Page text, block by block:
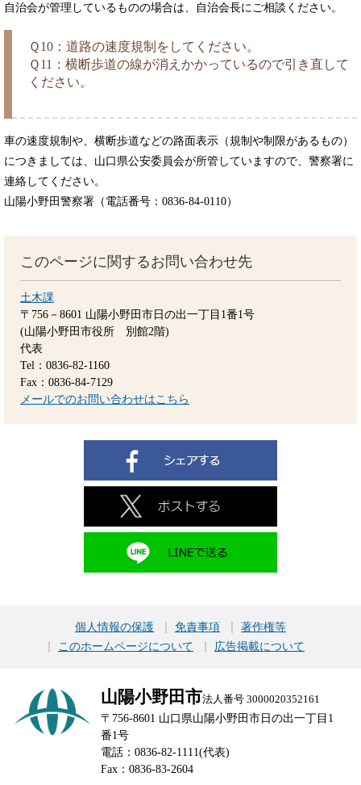
自治会が管理しているものの場合は、自治会長にご相談ください。
Ｑ10：道路の速度規制をしてください。
Ｑ11：横断歩道の線が消えかかっているので引き直して
ください。
車の速度規制や、横断歩道などの路面表示（規制や制限があるもの）
につきましては、山口県公安委員会が所管していますので、警察署に
連絡してください。
山陽小野田警察署（電話番号：0836-84-0110）
このページに関するお問い合わせ先
土木課
〒756－8601 山陽小野田市日の出一丁目1番1号
(山陽小野田市役所 別館2階)
代表
Tel：0836-82-1160
Fax：0836-84-7129
メールでのお問い合わせはこちら
個人情報の保護 免責事項
著作権等
このホームページについて
広告掲載について
山陽小野田市法人番号 3000020352161
〒756-8601 山口県山陽小野田市日の出一丁目1
番1号
電話：0836-82-1111(代表)
Fax：0836-83-2604